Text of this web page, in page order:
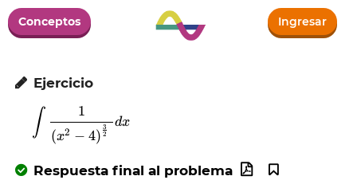
Conceptos Ingresar
 Ejercicio
\int\frac{1}{\left(x^2-
∫ (x2 − 4) 2
3
1
dx
 Respuesta final al problema 
